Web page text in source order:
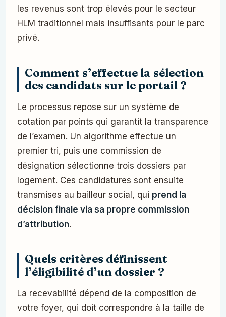
les revenus sont trop élevés pour le secteur
HLM traditionnel mais insuffisants pour le parc
privé.
Comment s’effectue la sélection
des candidats sur le portail ?
Le processus repose sur un système de
cotation par points qui garantit la transparence
de l’examen. Un algorithme effectue un
premier tri, puis une commission de
désignation sélectionne trois dossiers par
logement. Ces candidatures sont ensuite
transmises au bailleur social, qui prend la
décision finale via sa propre commission
d’attribution.
Quels critères définissent
l’éligibilité d’un dossier ?
La recevabilité dépend de la composition de
votre foyer, qui doit correspondre à la taille de